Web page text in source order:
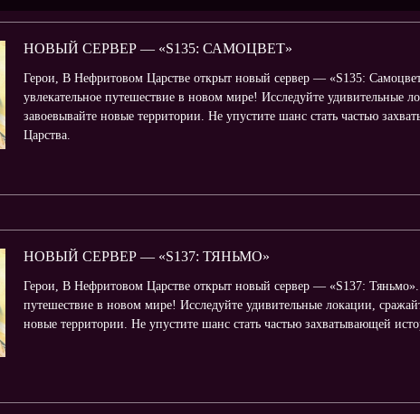
НОВЫЙ СЕРВЕР — «S135: САМОЦВЕТ»
Герои, В Нефритовом Царстве открыт новый сервер — «S135:
увлекательное путешествие в новом мире! Исследуйте удивительные
завоевывайте новые территории. Не упустите шанс стать частью
Царства.
НОВЫЙ СЕРВЕР — «S137: ТЯНЬМО»
Герои, В Нефритовом Царстве открыт новый сервер — «S137: Тяньмо».
путешествие в новом мире! Исследуйте удивительные локации,
новые территории. Не упустите шанс стать частью захватывающей